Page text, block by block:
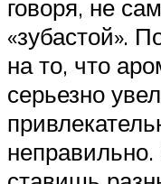
говоря, не
«зубастой».
на то, что
серьезно
неправильно.